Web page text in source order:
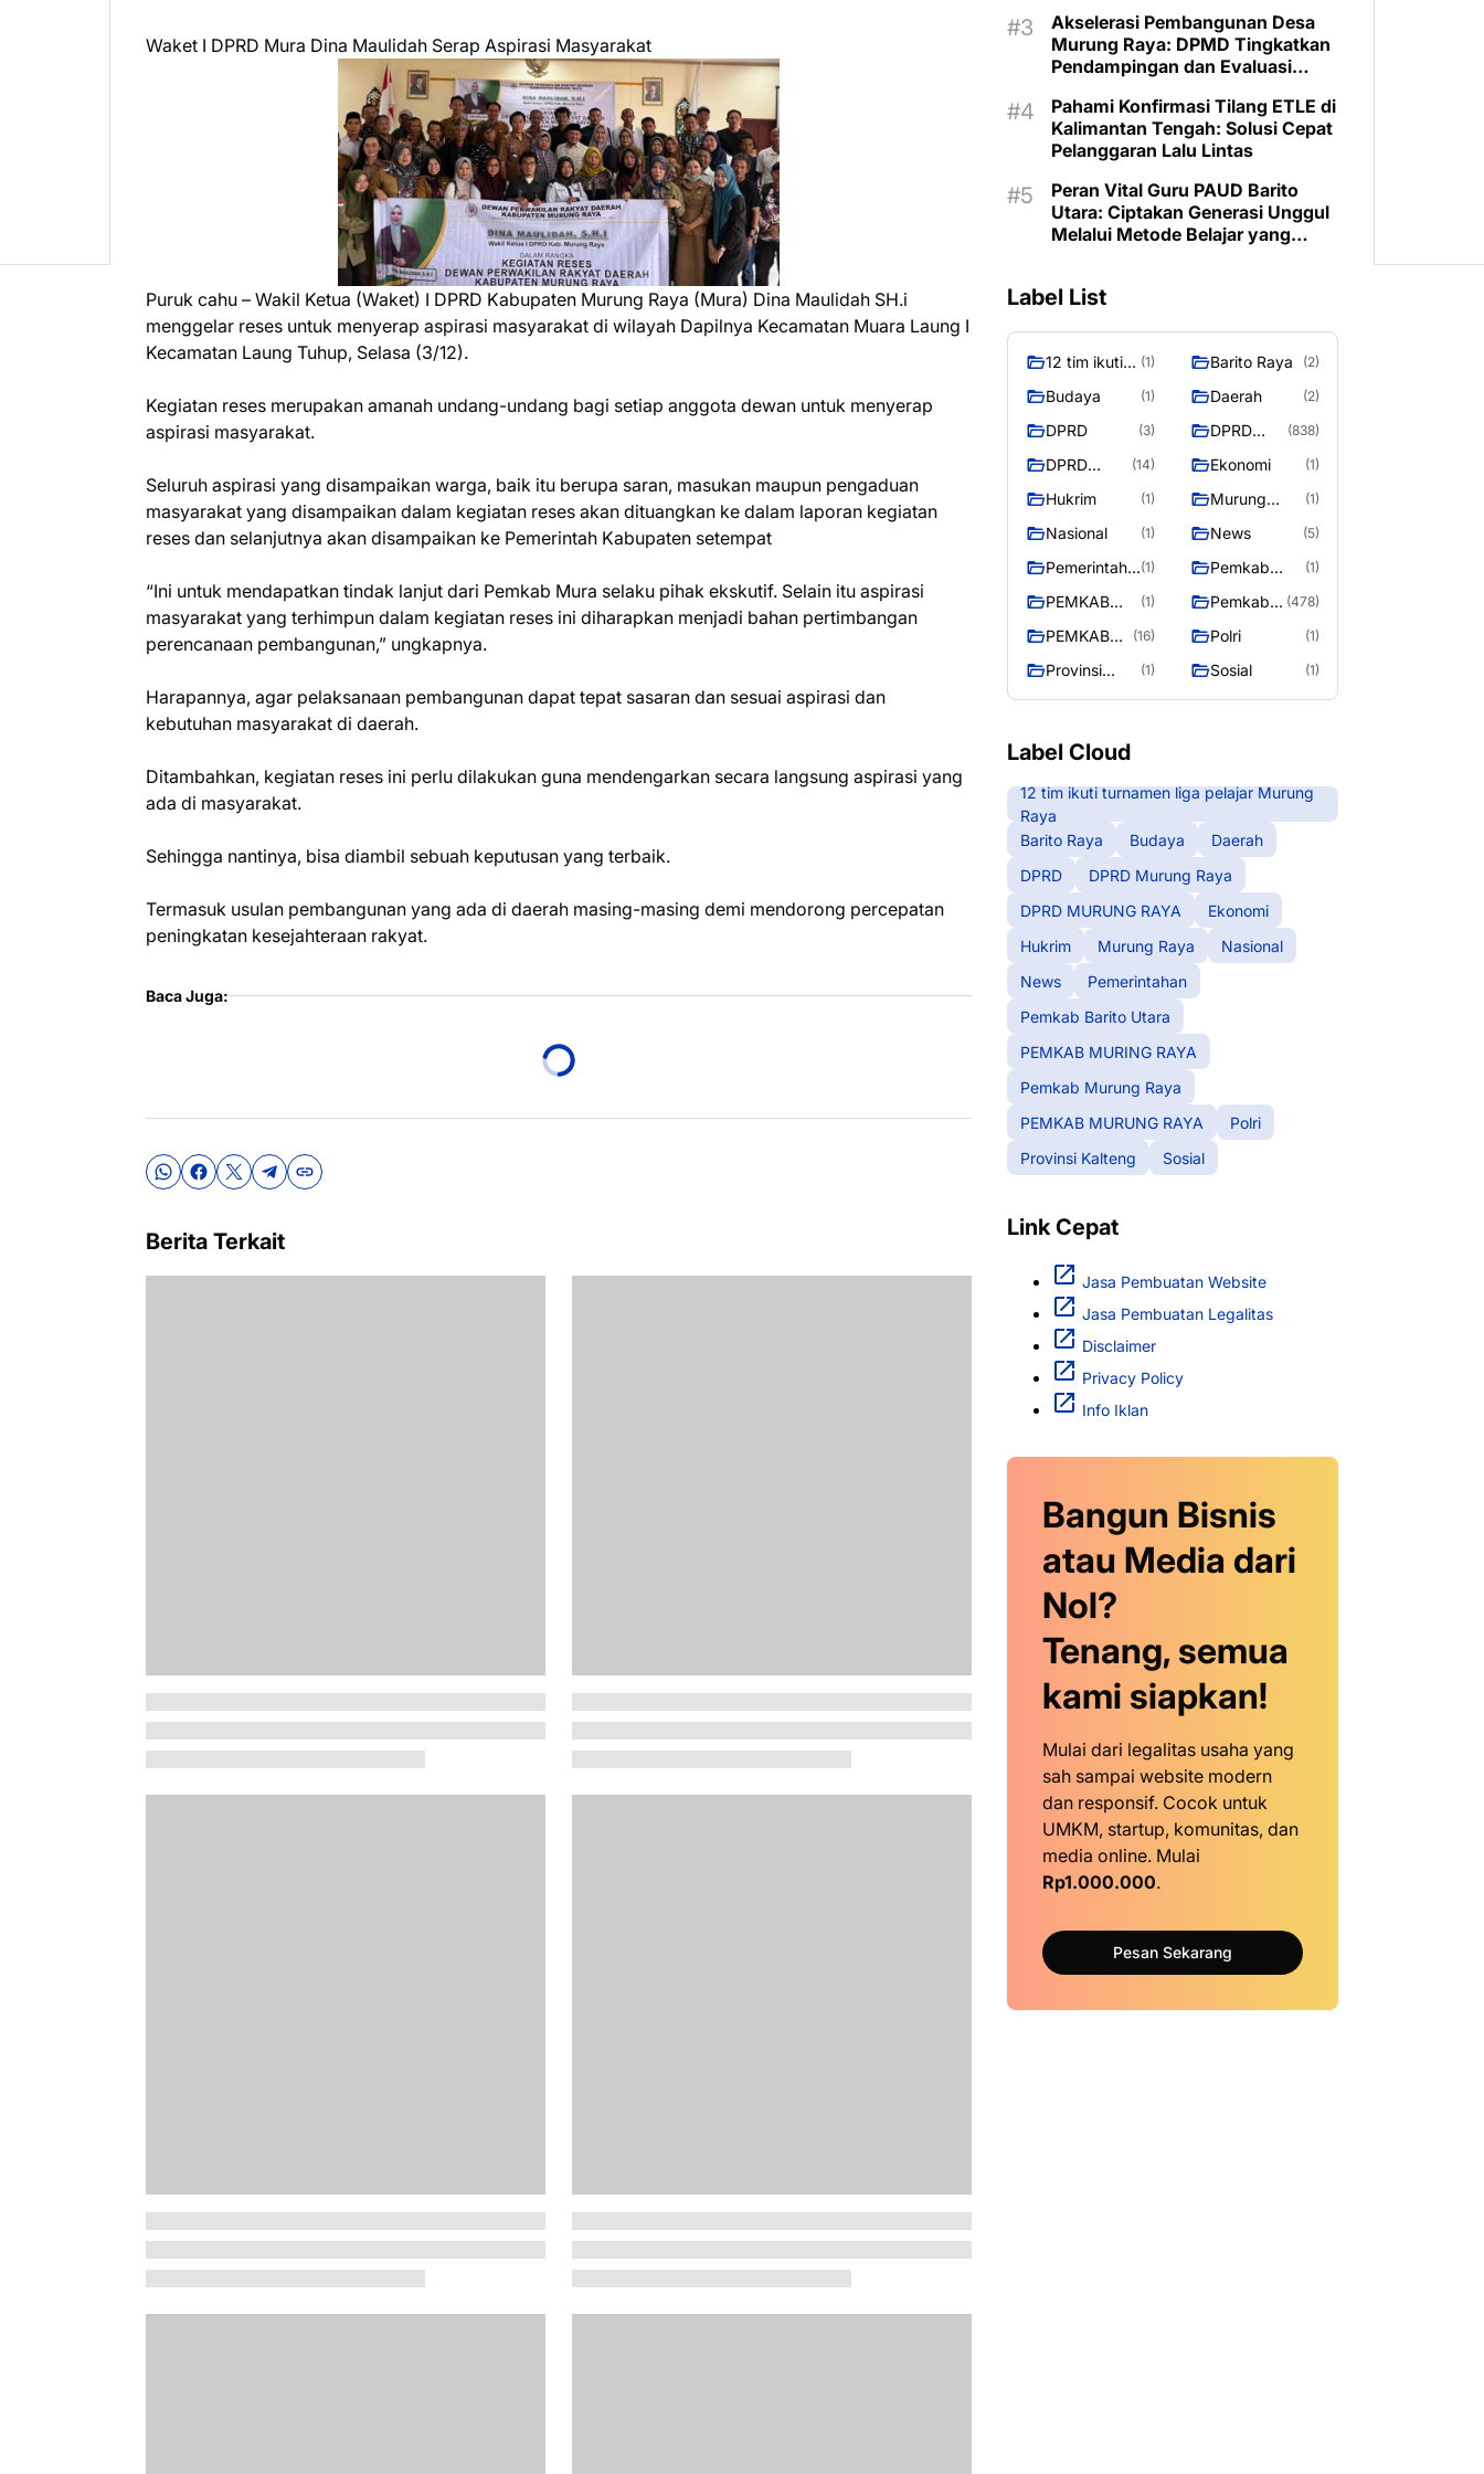
Waket I DPRD Mura Dina Maulidah Serap Aspirasi Masyarakat
Puruk cahu – Wakil Ketua (Waket) I DPRD Kabupaten Murung Raya (Mura) Dina Maulidah SH.i
menggelar reses untuk menyerap aspirasi masyarakat di wilayah Dapilnya Kecamatan Muara Laung I
Kecamatan Laung Tuhup, Selasa (3/12).
Kegiatan reses merupakan amanah undang-undang bagi setiap anggota dewan untuk menyerap
aspirasi masyarakat.
Seluruh aspirasi yang disampaikan warga, baik itu berupa saran, masukan maupun pengaduan
masyarakat yang disampaikan dalam kegiatan reses akan dituangkan ke dalam laporan kegiatan
reses dan selanjutnya akan disampaikan ke Pemerintah Kabupaten setempat
“Ini untuk mendapatkan tindak lanjut dari Pemkab Mura selaku pihak ekskutif. Selain itu aspirasi
masyarakat yang terhimpun dalam kegiatan reses ini diharapkan menjadi bahan pertimbangan
perencanaan pembangunan,” ungkapnya.
Harapannya, agar pelaksanaan pembangunan dapat tepat sasaran dan sesuai aspirasi dan
kebutuhan masyarakat di daerah.
Ditambahkan, kegiatan reses ini perlu dilakukan guna mendengarkan secara langsung aspirasi yang
ada di masyarakat.
Sehingga nantinya, bisa diambil sebuah keputusan yang terbaik.
Termasuk usulan pembangunan yang ada di daerah masing-masing demi mendorong percepatan
peningkatan kesejahteraan rakyat.
Baca Juga:
Berita Terkait
Akselerasi Pembangunan Desa
Murung Raya: DPMD Tingkatkan
Pendampingan dan Evaluasi
Berkelanjutan
Pahami Konfirmasi Tilang ETLE di
Kalimantan Tengah: Solusi Cepat
Pelanggaran Lalu Lintas
Peran Vital Guru PAUD Barito
Utara: Ciptakan Generasi Unggul
Melalui Metode Belajar yang
Label List
12 tim ikuti
liga pelajar
Murung
Raya
(1) Barito Raya (2)
Budaya (1) Daerah (2)
DPRD (3)
DPRD
Raya
(838)
DPRD
RAYA
(14) Ekonomi (1)
Hukrim (1)
Murung
(1)
Nasional (1) News (5)
Pemerintaha (1)
Pemkab
Barito Utara
(1)
PEMKAB
RAYA
(1)
Pemkab
Raya
(478)
PEMKAB
RAYA
(16) Polri (1)
Provinsi
(1) Sosial (1)
Label Cloud
12 tim ikuti turnamen liga pelajar Murung
Raya
Barito Raya
Budaya
Daerah
DPRD
DPRD Murung Raya
DPRD MURUNG RAYA
Ekonomi
Hukrim
Murung Raya
Nasional
News
Pemerintahan
Pemkab Barito Utara
PEMKAB MURING RAYA
Pemkab Murung Raya
PEMKAB MURUNG RAYA
Polri
Provinsi Kalteng
Sosial
Link Cepat
Jasa Pembuatan Website
Jasa Pembuatan Legalitas
Disclaimer
Privacy Policy
Info Iklan
Bangun Bisnis
atau Media dari
Nol?
Tenang, semua
kami siapkan!
Mulai dari legalitas usaha yang
sah sampai website modern
dan responsif. Cocok untuk
UMKM, startup, komunitas, dan
media online. Mulai
Rp1.000.000.
Pesan Sekarang